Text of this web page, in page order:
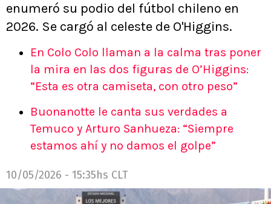
enumeró su podio del fútbol chileno en
2026. Se cargó al celeste de O'Higgins.
En Colo Colo llaman a la calma tras poner
la mira en las dos figuras de O’Higgins:
“Esta es otra camiseta, con otro peso”
Buonanotte le canta sus verdades a
Temuco y Arturo Sanhueza: “Siempre
estamos ahí y no damos el golpe”
10/05/2026 - 15:35hs CLT